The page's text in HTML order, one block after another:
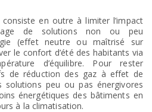
en outre à limiter l’impact
de solutions non ou peu
(effet neutre ou maîtrisé sur
le confort d’été des habitants via
d’équilibre. Pour rester
de réduction des gaz à effet de
peu ou pas énergivores
énergétiques des bâtiments en
à la climatisation.